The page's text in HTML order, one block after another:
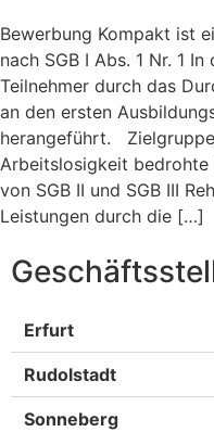
Bewerbung Kompakt ist
nach SGB I Abs. 1 Nr. 1
Teilnehmer durch das
an den ersten
herangeführt.
Arbeitslosigkeit bedrohte
von SGB II und SGB III
Leistungen durch die […]
Erfurt
Rudolstadt
Sonneberg